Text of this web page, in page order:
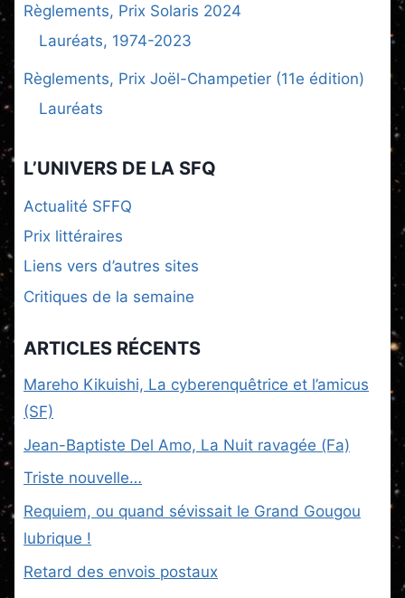
Règlements, Prix Solaris 2024
Lauréats, 1974-2023
Règlements, Prix Joël-Champetier (11e édition)
Lauréats
L’UNIVERS DE LA SFQ
Actualité SFFQ
Prix littéraires
Liens vers d’autres sites
Critiques de la semaine
ARTICLES RÉCENTS
Mareho Kikuishi, La cyberenquêtrice et l’amicus
(SF)
Jean-Baptiste Del Amo, La Nuit ravagée (Fa)
Triste nouvelle…
Requiem, ou quand sévissait le Grand Gougou
lubrique !
Retard des envois postaux